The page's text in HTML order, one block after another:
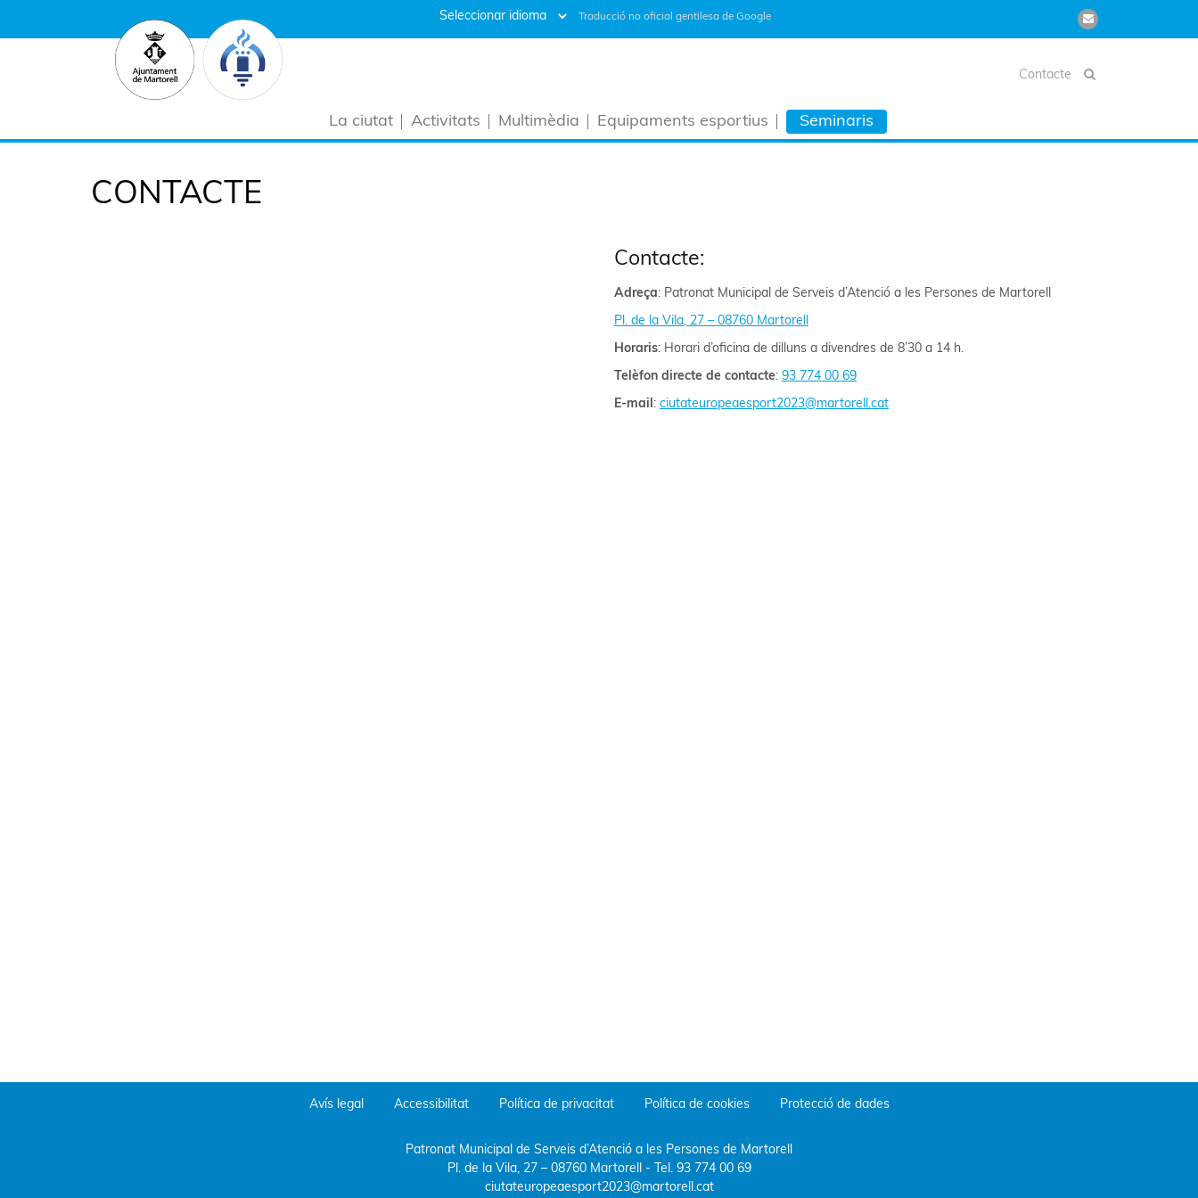
Traducció no oficial gentilesa de Google
Contacte
La ciutat Activitats Multimèdia Equipaments esportius Seminaris
CONTACTE
Contacte:
Adreça: Patronat Municipal de Serveis d’Atenció a les Persones de Martorell
Pl. de la Vila, 27 – 08760 Martorell
Horaris: Horari d’oficina de dilluns a divendres de 8’30 a 14 h.
Telèfon directe de contacte: 93 774 00 69
E-mail: ciutateuropeaesport2023@martorell.cat
Avís legal Accessibilitat Política de privacitat Política de cookies Protecció de dades
Patronat Municipal de Serveis d’Atenció a les Persones de Martorell
Pl. de la Vila, 27 – 08760 Martorell- Tel. 93 774 00 69
ciutateuropeaesport2023@martorell.cat